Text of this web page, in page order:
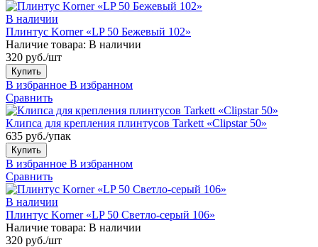
В наличии
Плинтус Korner «LP 50 Бежевый 102»
Наличие товара: В наличии
320 руб./шт
Купить
В избранное В избранном
Сравнить
Клипса для крепления плинтусов Tarkett «Clipstar 50»
635 руб./упак
Купить
В избранное В избранном
Сравнить
В наличии
Плинтус Korner «LP 50 Светло-серый 106»
Наличие товара: В наличии
320 руб./шт